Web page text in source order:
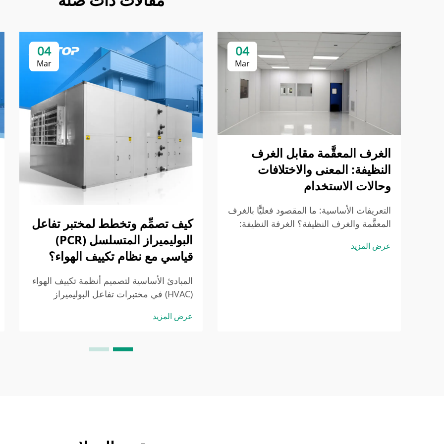
04
Mar
الغرف المعقَّمة مقابل الغرف
النظيفة: المعنى والاختلافات
وحالات الاستخدام
التعريفات الأساسية: ما المقصود فعليًّا بالغرف
المعقَّمة والغرف النظيفة؟ الغرفة النظيفة:
عرض المزيد
04
Mar
كيف تصمِّم وتخطط لمختبر تفاعل
البوليميراز المتسلسل (PCR)
قياسي مع نظام تكييف الهواء؟
المبادئ الأساسية لتصميم أنظمة تكييف الهواء
(HVAC) في مختبرات تفاعل البوليميراز
عرض المزيد